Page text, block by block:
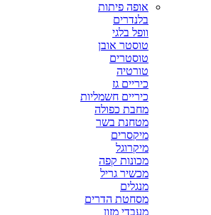
אופה פיתות
בלנדרים
וופל בלגי
טוסטר אובן
טוסטרים
טורטיה
כיריים גז
כיריים חשמליות
מחבת כפולה
מטחנת בשר
מיקסרים
מיקרוגל
מכונות קפה
מכשיר גריל
מנגלים
מסחטת הדרים
מעבדי מזון